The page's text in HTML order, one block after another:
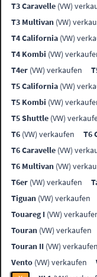
T3 Caravelle (VW)
T3 Multivan (VW)
T4 California (VW)
T4 Kombi (VW)
T4er (VW) verkaufen
T5 California (VW)
T5 Kombi (VW)
T5 Shuttle (VW)
T6 (VW) verkaufen T6
T6 Caravelle (VW)
T6 Multivan (VW)
T6er (VW) verkaufen
Tiguan (VW) verkaufen
Touareg I (VW)
Touran (VW) verkaufen
Touran II (VW) verkaufen
Vento (VW) verkaufen